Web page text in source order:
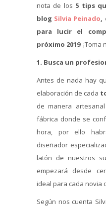
nota de los 5 tips
blog Silvia Peinado,
para lucir el
próximo 2019. ¡Toma
1. Busca un
Antes de nada hay
elaboración de cada
de manera
fábrica donde se
hora, por ello
diseñador
latón de nuestros
empezará desde
ideal para cada novia
Según nos cuenta